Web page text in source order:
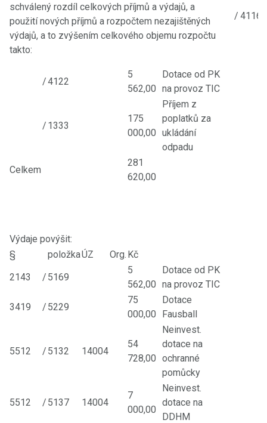
schválený rozdíl celkových příjmů a výdajů, a
použití nových příjmů a rozpočtem nezajištěných
výdajů, a to zvýšením celkového objemu rozpočtu
takto:
/ 4116
/4122
5
562,00
Dotace od PK
na provoz TIC
/ 1333
175
000,00
Příjem z
poplatků za
ukládání
odpadu
Celkem
281
620,00
Výdaje povýšit:
§
položkaÚZ Org. Kč
2143
/ 5169
5
562,00
Dotace od PK
na provoz TIC
3419
/ 5229
75
000,00
Dotace
Fausball
5512 / 5132 14004
54
728,00
Neinvest.
dotace na
ochranné
pomůcky
5512 / 5137 14004
7
000,00
Neinvest.
dotace na
DDHM